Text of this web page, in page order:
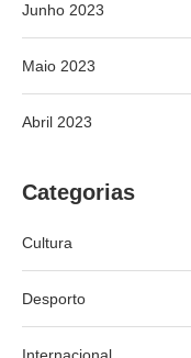
Junho 2023
Maio 2023
Abril 2023
Categorias
Cultura
Desporto